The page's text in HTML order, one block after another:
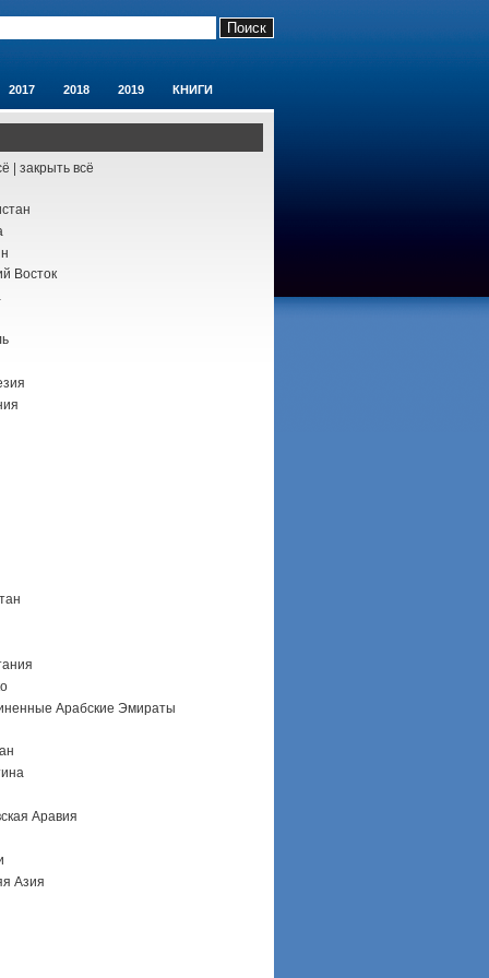
2017 2018 2019 КНИГИ
| закрыть всё
Восток
Арабские Эмираты
Аравия
Азия